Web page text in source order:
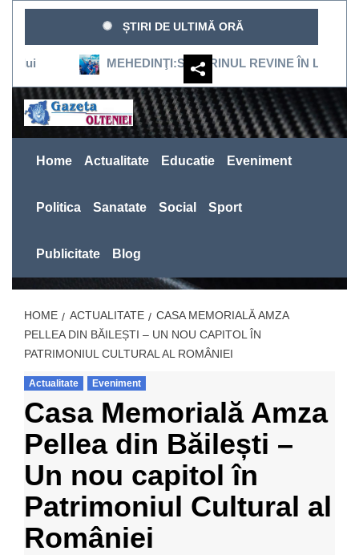
Sari
conținut
ȘTIRI DE ULTIMĂ ORĂ
MEHEDINŢI:SEVERINUL REVINE ÎN LIGA 3, DUPĂ 16
Home Actualitate Educatie Eveniment
Politica Sanatate Social Sport
Publicitate Blog
HOME ACTUALITATE
CASA MEMORIALĂ AMZA
PELLEA DIN BĂILEȘTI – UN NOU CAPITOL ÎN
PATRIMONIUL CULTURAL AL ROMÂNIEI
Actualitate Eveniment
Casa Memorială Amza
Pellea din Băilești –
Un nou capitol în
Patrimoniul Cultural al
României